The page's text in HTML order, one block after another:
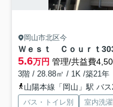
岡山市北区今
Ｗｅｓｔ Ｃｏｕｒｔ
5.6万円 管理/共益費
3階 / 28.88㎡ / 1K /築21年
山陽本線「岡山」駅 バ
バス・トイレ別 室内洗